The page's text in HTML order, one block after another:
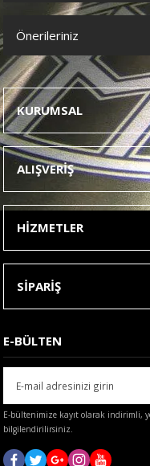
Önerileriniz
Bu ürünün fiyat bilgisi,
konularda yetersiz
tarafımıza iletebilirsiniz.
Görüş ve önerileriniz için
Ürün resmi kalitesiz,
Ürün açıklamasında
Ürün bilgilerinde hatalar
Ürün fiyatı diğer
Bu ürüne benzer farklı
KURUMSAL
ALIŞVERİŞ
HİZMETLER
SİPARİŞ
E-BÜLTEN
E-bültenimize kayıt olarak indirimli,
bilgilendirilirsiniz.